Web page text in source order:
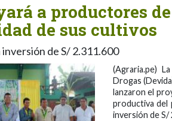
a productores
de sus cultivos
de S/ 2.311.600
(Agraria.pe)
Drogas
lanzaron el
productiva del
inversión de S/